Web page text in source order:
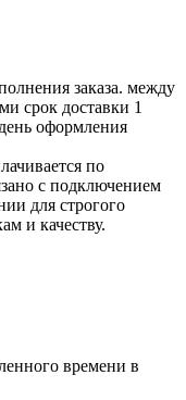
заказа. между
срок доставки 1
оформления
по
с подключением
для строгого
и качеству.
времени в